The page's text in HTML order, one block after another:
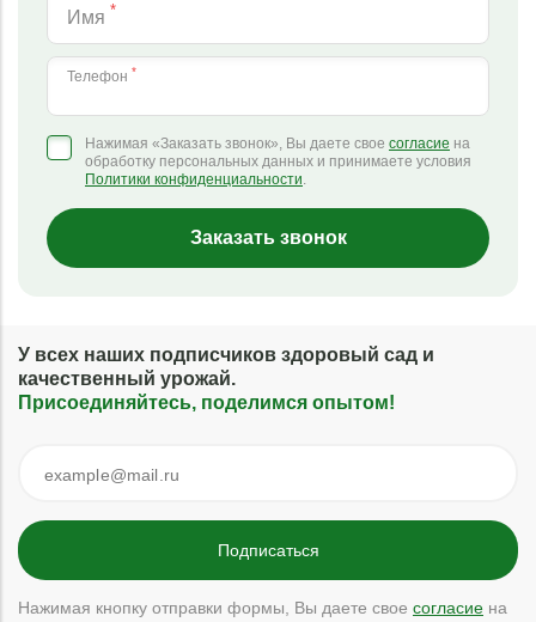
Имя *
Телефон *
Нажимая «Заказать звонок», Вы даете свое согласие на
обработку персональных данных и принимаете условия
Политики конфиденциальности.
Заказать звонок
У всех наших подписчиков здоровый сад и
качественный урожай.
Присоединяйтесь, поделимся опытом!
Нажимая кнопку отправки формы, Вы даете свое согласие на